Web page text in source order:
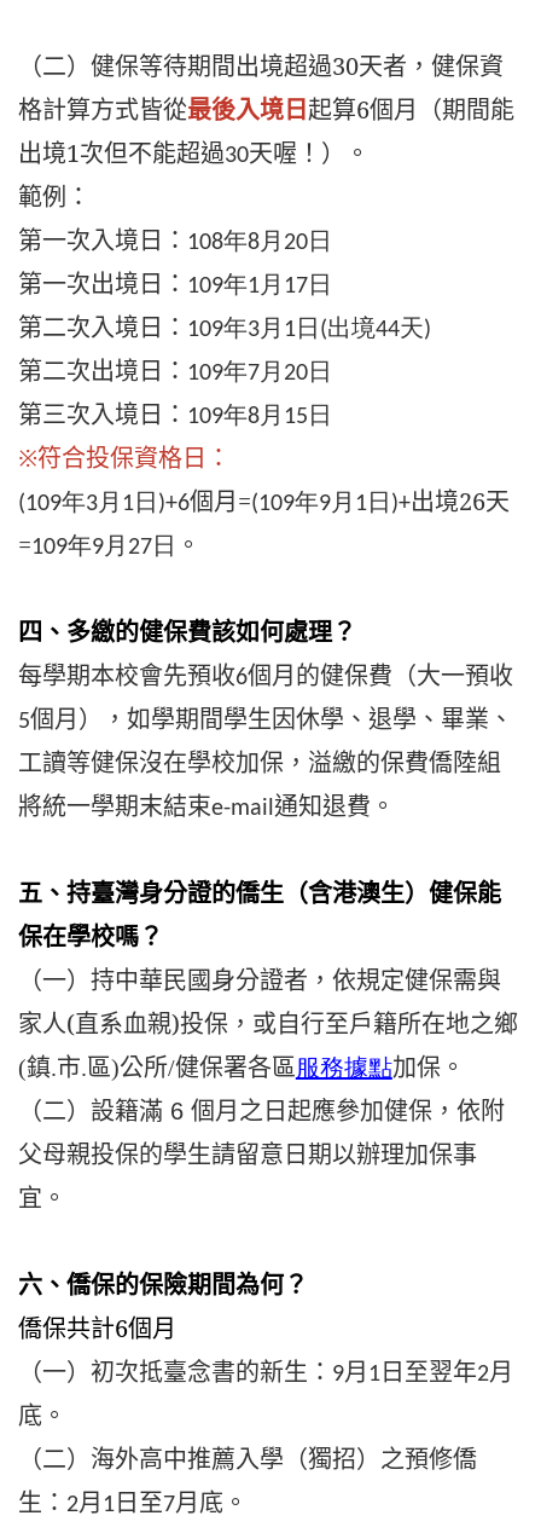
（二）健保等待期間出境超過30天者，健保資
格計算方式皆從最後入境日起算6個月（期間能
出境1次但不能超過30天喔！）。
範例：
第一次入境日： 108年8月20日
第一次出境日： 109年1月17日
第二次入境日： 109年3月1日(出境44天)
第二次出境日： 109年7月20日
第三次入境日： 109年8月15日
※符合投保資格日：
(109年3月1日)+6個月=(109年9月1日)+出境26天
=109年9月27日 。
四、多繳的健保費該如何處理？
每學期本校會先預收6個月的健保費（大一預收
5個月），如學期間學生因休學、退學、畢業、
工讀等健保沒在學校加保，溢繳的保費僑陸組
將統一學期末結束e-mail通知退費。
五、持臺灣身分證的僑生（含港澳生）健保能
保在學校嗎？
（一）持中華民國身分證者，依規定健保需與
家人(直系血親)投保，或自行至戶籍所在地之鄉
(鎮.市.區)公所/健保署各區 服務據點加保。
（二）
設籍滿 6 個月之日起應參加健保 ，依附
父母親投保的學生請留意日期以辦理加保事
宜。
六、僑保的保險期間為何？
僑保共計6個月
（一）初次抵臺念書的新生： 9月 1日至翌年2月
底。
（二）海外高中推薦入學（獨招）之預修僑
生： 2月 1 日至7月底。